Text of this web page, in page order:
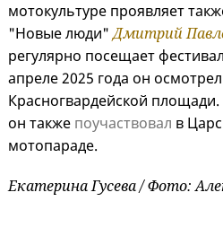
мотокультуре проявляет
"Новые люди"Дмитрий
регулярно посещает
апреле 2025 года он
Красногвардейской
он также поучаствовал в
мотопараде.
Екатерина Гусева / Фото: